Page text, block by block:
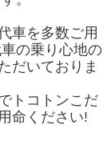
車を多数ご用
の乗り心地の
だいておりま
トコトンこだ
命ください!